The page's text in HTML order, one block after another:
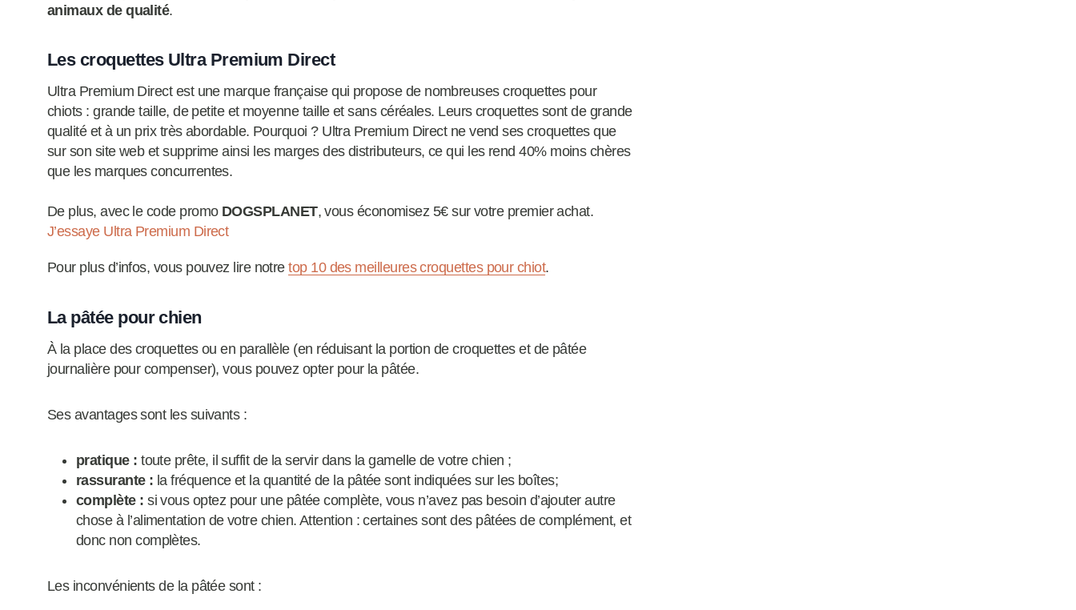
animaux de qualité.
Les croquettes Ultra Premium Direct
Ultra Premium Direct est une marque française qui propose de nombreuses croquettes pour
chiots : grande taille, de petite et moyenne taille et sans céréales. Leurs croquettes sont de grande
qualité et à un prix très abordable. Pourquoi ? Ultra Premium Direct ne vend ses croquettes que
sur son site web et supprime ainsi les marges des distributeurs, ce qui les rend 40% moins chères
que les marques concurrentes.
De plus, avec le code promo DOGSPLANET, vous économisez 5€ sur votre premier achat.
J’essaye Ultra Premium Direct
Pour plus d’infos, vous pouvez lire notretop 10 des meilleures croquettes pour chiot.
La pâtée pour chien
À la place des croquettes ou en parallèle (en réduisant la portion de croquettes et de pâtée
journalière pour compenser), vous pouvez opter pour la pâtée.
Ses avantages sont les suivants :
pratique : toute prête, il suffit de la servir dans la gamelle de votre chien ;
rassurante : la fréquence et la quantité de la pâtée sont indiquées sur les boîtes;
complète :si vous optez pour une pâtée complète, vous n’avez pas besoin d’ajouter autre
chose à l’alimentation de votre chien. Attention : certaines sont des pâtées de complément, et
donc non complètes.
Les inconvénients de la pâtée sont :